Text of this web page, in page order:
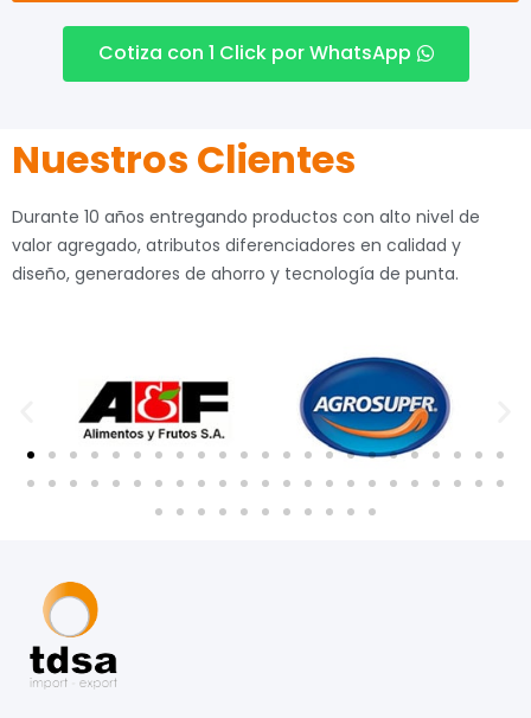
Cotiza con 1 Click por WhatsApp
Nuestros Clientes
Durante 10 años entregando productos con alto nivel de
valor agregado, atributos diferenciadores en calidad y
diseño, generadores de ahorro y tecnología de punta.